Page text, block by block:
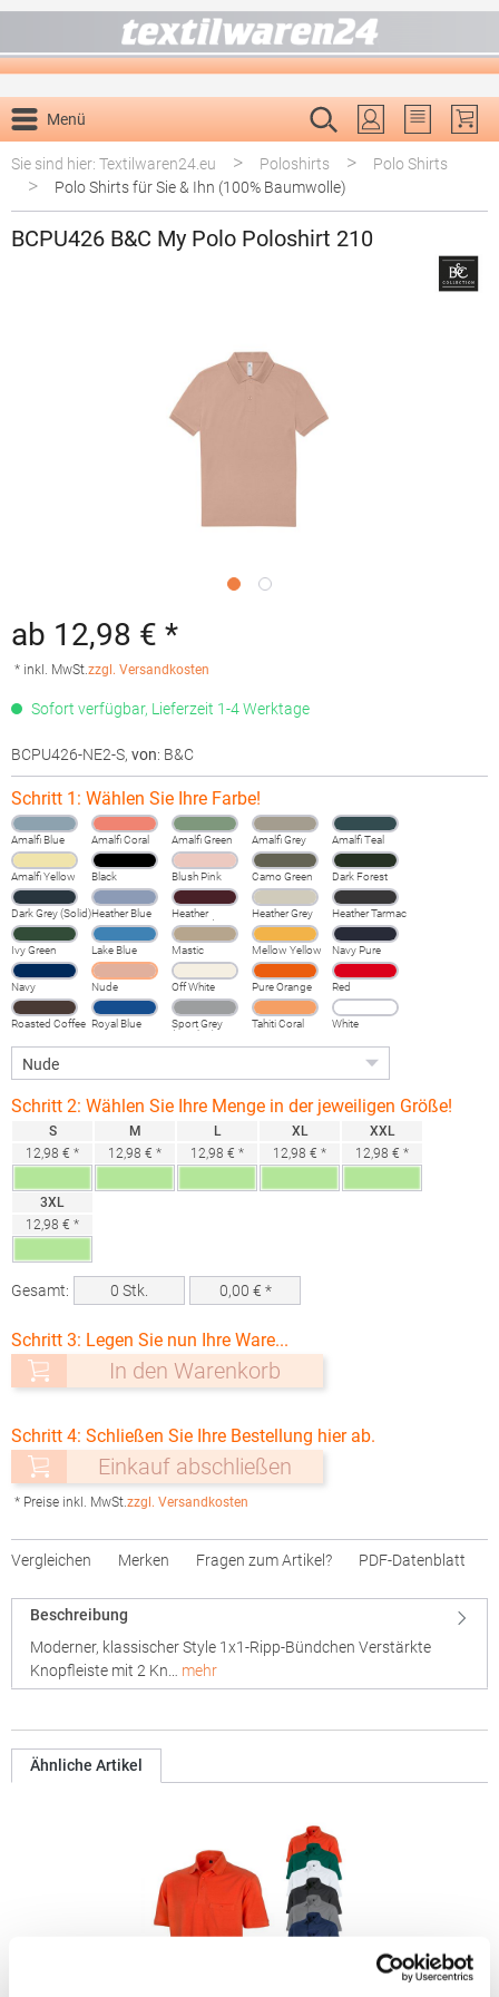
Menü
Du hast 0
Sie sind hier: Textilwaren24.eu
> Poloshirts > Polo Shirts
> Polo Shirts für Sie & Ihn (100% Baumwolle)
BCPU426 B&C My Polo Poloshirt 210
ab 12,98 € *
* inkl. MwSt.zzgl. Versandkosten
Sofort verfügbar, Lieferzeit 1-4 Werktage
BCPU426-NE2-S, von: B&C
Schritt 1: Wählen Sie Ihre Farbe!
Amalfi Blue Amalfi Coral Amalfi Green Amalfi Grey Amalfi Teal
Amalfi Yellow Black Blush Pink Camo Green Dark Forest
Dark Grey (Solid)Heather Blue
Heather
Burgundy
Heather Grey
Fog
Heather Tarmac
Ivy Green Lake Blue Mastic Mellow Yellow Navy Pure
Navy Nude Off White Pure Orange Red
Roasted Coffee Royal Blue
Sport Grey
(Heather)
Tahiti Coral White
Schritt 2: Wählen Sie Ihre Menge in der jeweiligen Größe!
S
12,98 € *
M
12,98 € *
L
12,98 € *
XL
12,98 € *
XXL
12,98 € *
3XL
12,98 € *
Gesamt: 0 Stk. 0,00 € *
Schritt 3: Legen Sie nun Ihre Ware...
In den Warenkorb
Schritt 4: Schließen Sie Ihre Bestellung hier ab.
Einkauf abschließen
* Preise inkl. MwSt.zzgl. Versandkosten
Vergleichen Merken Fragen zum Artikel? PDF-Datenblatt
Beschreibung
Moderner, klassischer Style 1x1-Ripp-Bündchen Verstärkte
Knopfleiste mit 2 Kn… mehr
Ähnliche Artikel